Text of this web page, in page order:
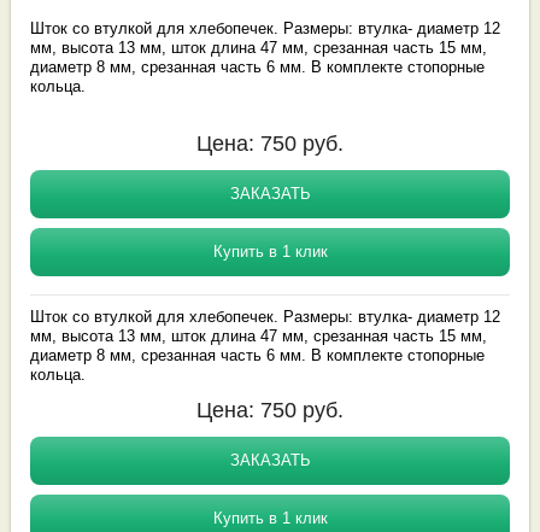
Шток со втулкой для хлебопечек. Размеры: втулка- диаметр 12
мм, высота 13 мм, шток длина 47 мм, срезанная часть 15 мм,
диаметр 8 мм, срезанная часть 6 мм. В комплекте стопорные
кольца.
Цена: 750 руб.
ЗАКАЗАТЬ
Купить в 1 клик
Шток со втулкой для хлебопечек. Размеры: втулка- диаметр 12
мм, высота 13 мм, шток длина 47 мм, срезанная часть 15 мм,
диаметр 8 мм, срезанная часть 6 мм. В комплекте стопорные
кольца.
Цена: 750 руб.
ЗАКАЗАТЬ
Купить в 1 клик